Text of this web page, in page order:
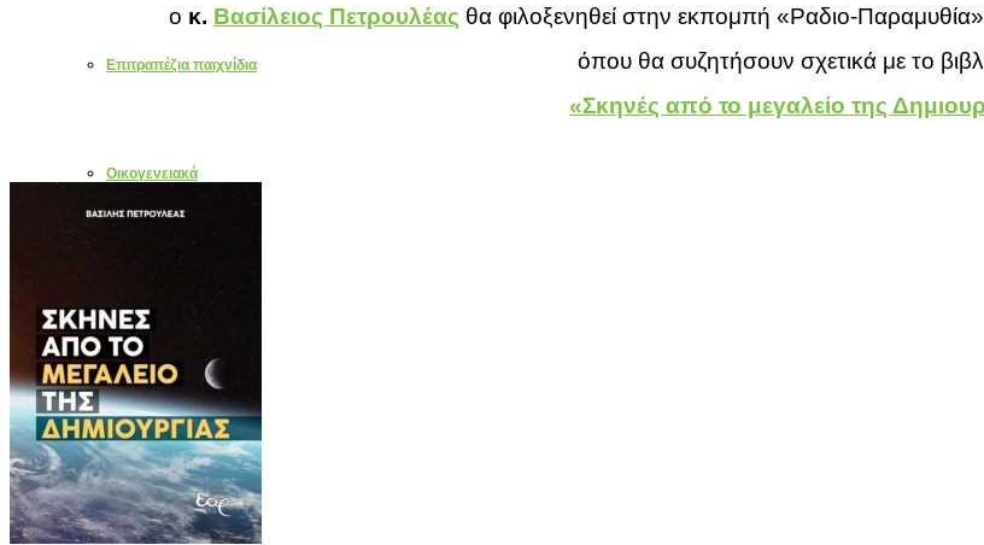
Επιτραπέζια παιχνίδια
Οικογενειακά
Πνευματική ζωή
Συγγραφείς
ο κ. Βασίλειος Πετρουλέας θα φιλοξενηθεί στην εκπομπή «Ραδιο-
όπου θα συζητήσουν σχετικά με το
«Σκηνές από το μεγαλείο της